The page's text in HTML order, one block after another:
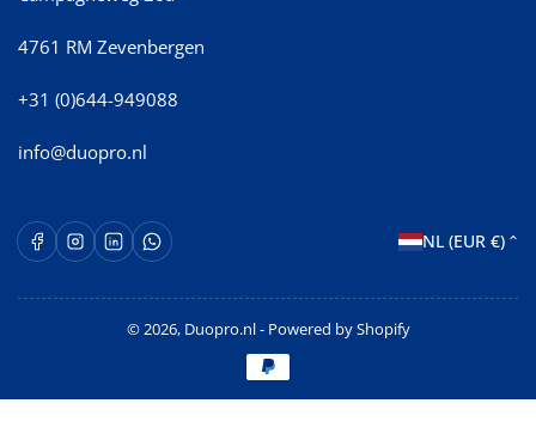
4761 RM Zevenbergen
+31 (0)644-949088
info@duopro.nl
FacebookInstagram
LinkedInWhatsApp Opent in een nieuw venster.
L
n
d
NL (EUR €)
© 2026, Duopro.nl- Powered by Shopify
Betaalmethoden